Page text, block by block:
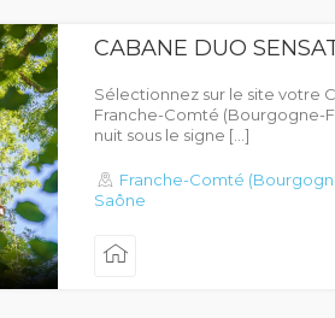
CABANE DUO
Sélectionnez sur le site votre
Franche-Comté (Bourgogne-
nuit sous le signe […]
Franche-Comté
Saône